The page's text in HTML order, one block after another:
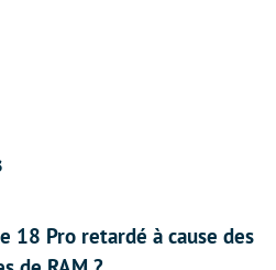
18 Pro retardé à cause des